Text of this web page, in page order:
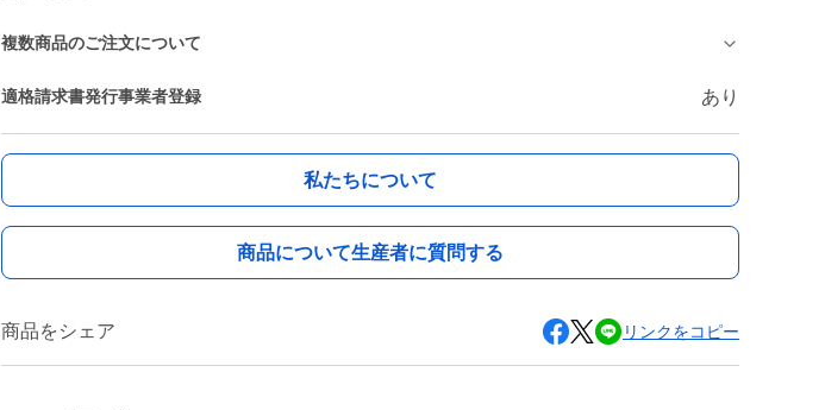
複数商品のご注文について
適格請求書発行事業者登録 あり
私たちについて
商品について生産者に質問する
商品をシェア リンクをコピー